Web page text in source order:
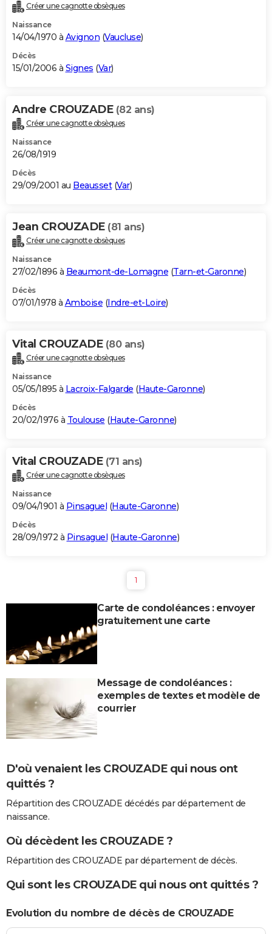
Créer une cagnotte obsèques
Naissance
14/04/1970 à Avignon (Vaucluse)
Décès
15/01/2006 à Signes (Var)
Andre CROUZADE (82 ans)
Créer une cagnotte obsèques
Naissance
26/08/1919
Décès
29/09/2001 au Beausset(Var)
Jean CROUZADE (81 ans)
Créer une cagnotte obsèques
Naissance
27/02/1896 à Beaumont-de-Lomagne (Tarn-et-Garonne)
Décès
07/01/1978 à Amboise (Indre-et-Loire)
Vital CROUZADE (80 ans)
Créer une cagnotte obsèques
Naissance
05/05/1895 à Lacroix-Falgarde (Haute-Garonne)
Décès
20/02/1976 à Toulouse (Haute-Garonne)
Vital CROUZADE (71 ans)
Créer une cagnotte obsèques
Naissance
09/04/1901 à Pinsaguel (Haute-Garonne)
Décès
28/09/1972 à Pinsaguel (Haute-Garonne)
1
Carte de condoléances : envoyer
gratuitement une carte
Message de condoléances :
exemples de textes et modèle de
courrier
D'où venaient les CROUZADE qui nous ont
quittés ?
Répartition des CROUZADE décédés par département de
naissance.
Où décèdent les CROUZADE ?
Répartition des CROUZADE par département de décès.
Qui sont les CROUZADE qui nous ont quittés ?
Evolution du nombre de décès de CROUZADE